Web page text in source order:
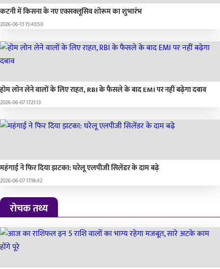
कटनी में किसना के नए एक्सक्लूसिव शोरूम का शुभारंभ
2026-06-13 15:43:50
होम लोन लेने वालों के लिए राहत, RBI के फैसले के बाद EMI पर नहीं बढ़ेगा दबाव
2026-06-07 17:21:13
महंगाई ने फिर दिया झटका: घरेलू एलपीजी सिलेंडर के दाम बढ़े
2026-06-07 17:18:42
रोचक तथ्य